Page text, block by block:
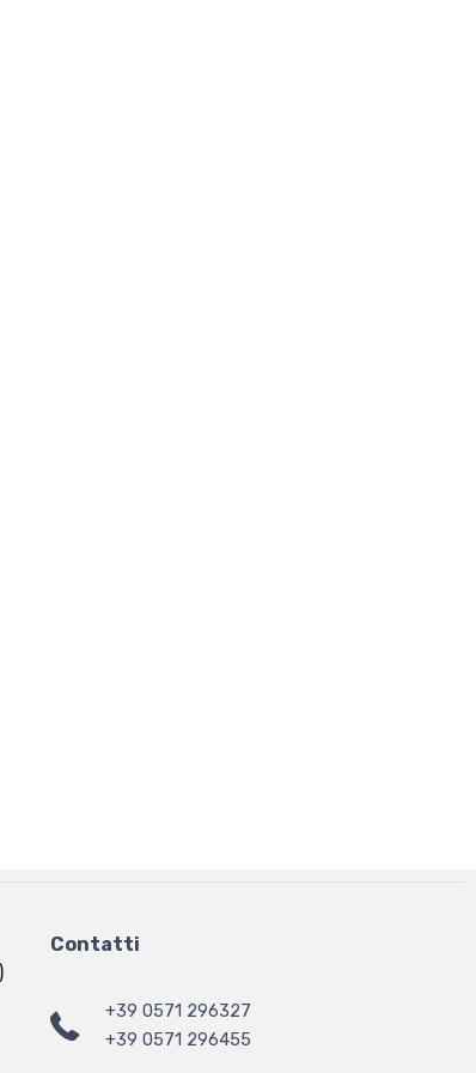
Contatti
+39 0571 296327
+39 0571 296455